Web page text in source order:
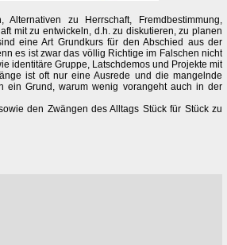
zu Herrschaft, Fremdbestimmung,
mit zu entwickeln, d.h. zu diskutieren, zu planen
eine Art Grundkurs für den Abschied aus der
es ist zwar das völlig Richtige im Falschen nicht
identitäre Gruppe, Latschdemos und Projekte mit
ist oft nur eine Ausrede und die mangelnde
ein Grund, warum wenig vorangeht auch in der
den Zwängen des Alltags Stück für Stück zu